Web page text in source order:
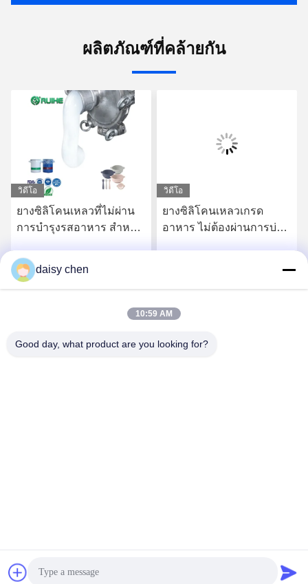
ผลิตภัณฑ์ที่คล้ายกัน
วิดีโอ
ยางซิลิโคนเหลวที่ไม่ผ่าน
การบํารุงรสอาหาร สําหรับ
การใช้งานที่ติดต่อกับ
อาหาร รับราคาที่ดีที่สุด
วิดีโอ
ยางซิลิโคนเหลวเกรด
อาหาร ไม่ต้องผ่านการบ่ม
2026 lsrliquidsiliconerubber.com . สงวนลิขสิทธิ์.
daisy chen
10:59 AM
Good day, what product are you looking for?